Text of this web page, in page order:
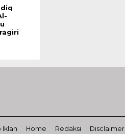
Iklan Home Redaksi Disclaimer